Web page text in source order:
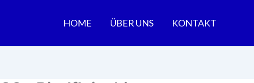
HOME ÜBER UNS KONTAKT